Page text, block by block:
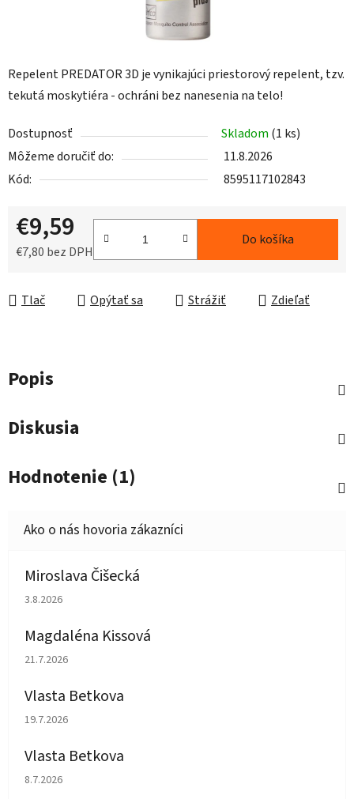
Repelent PREDATOR 3D je vynikajúci priestorový repelent, tzv.
tekutá moskytiéra - ochráni bez nanesenia na telo!
Dostupnosť Skladom (1 ks)
Môžeme doručiť do:
11.8.2026
Kód:
8595117102843
€9,59
€7,80 bez DPH
Do košíka
Tlač Opýtať sa Strážiť Zdieľať
Popis
Diskusia
Hodnotenie (1)
Miroslava Čišecká
Hodnotenie obchodu je 1 z 5 hviezdičiek.
3.8.2026
Magdaléna Kissová
Hodnotenie obchodu je 5 z 5 hviezdičiek.
21.7.2026
Vlasta Betkova
Hodnotenie obchodu je 5 z 5 hviezdičiek.
19.7.2026
Vlasta Betkova
Hodnotenie obchodu je 4 z 5 hviezdičiek.
8.7.2026